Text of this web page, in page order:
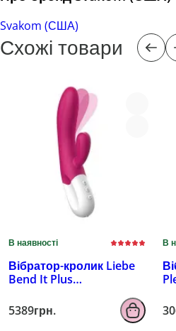
Svakom (США)
Схожі товари
В наявності
Вібратор-кролик Liebe
Bend It Plus
гнучкий, 2 мотори, 10
режимів
5389грн.
В